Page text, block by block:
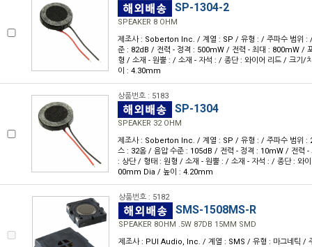
SP-1304-2
SPEAKER 8 OHM
제조사 : Soberton Inc. / 계열 : SP / 유형 : / 주파수 범위 :
준 : 82dB / 전력 - 정격 : 500mW / 전력 - 최대 : 800mW /
형 / 소재 - 원뿔 : / 소재 - 자석 : / 종단 : 와이어 리드 / 크기
이 : 4.30mm
상품번호 : 5183
SP-1304
SPEAKER 32 OHM
제조사 : Soberton Inc. / 계열 : SP / 유형 : / 주파수 범위 :
스 : 32옴 / 음압 수준 : 105dB / 전력 - 정격 : 10mW / 전력
: 상단 / 형태 : 원형 / 소재 - 원뿔 : / 소재 - 자석 : / 종단 : 와
00mm Dia / 높이 : 4.20mm
상품번호 : 5182
SMS-1508MS-R
SPEAKER 8OHM .5W 87DB 15MM SMD
제조사 : PUI Audio, Inc. / 계열 : SMS / 유형 : 마그네틱 /